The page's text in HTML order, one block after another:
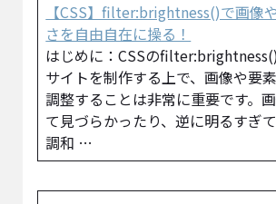
【CSS】filter:brightness()で画像
さを自由自在に操る！
はじめに：CSSの
サイトを制作する上で、画像や要
調整することは非常に重要です。
て見づらかったり、逆に明るすぎ
調和 …